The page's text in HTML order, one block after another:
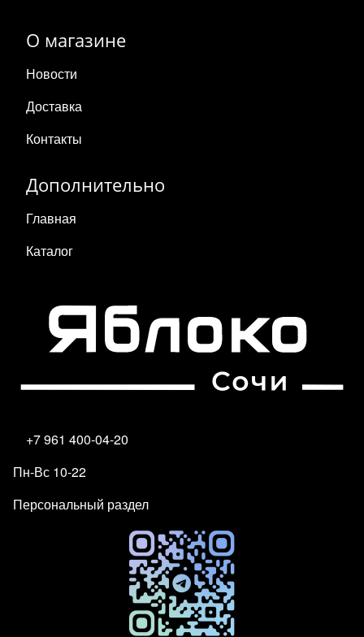
О магазине
Новости
Доставка
Контакты
Дополнительно
Главная
Каталог
+7 961 400-04-20
Пн-Вс 10-22
Персональный раздел